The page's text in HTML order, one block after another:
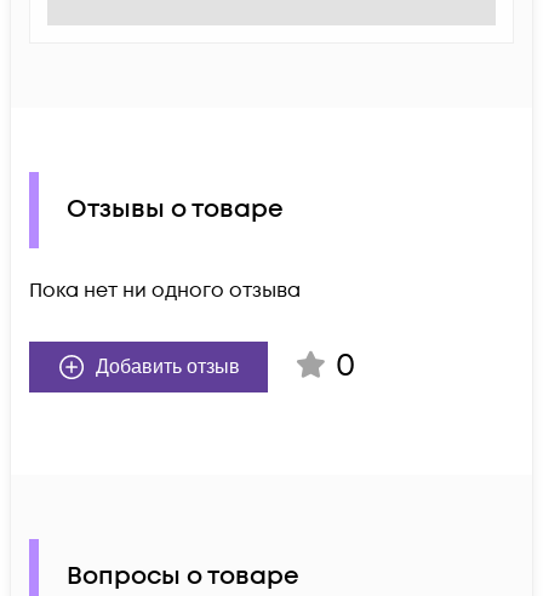
Отзывы о товаре
Пока нет ни одного отзыва
Добавить отзыв 0
Вопросы о товаре